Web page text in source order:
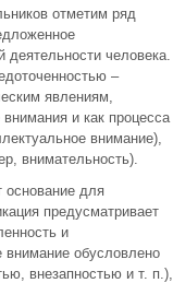
отметим ряд
человека.
–
явлениям,
и как процесса
внимание),
внимательность).
основание для
предусматривает
и
внимание обусловлено
внезапностью и т. п.),